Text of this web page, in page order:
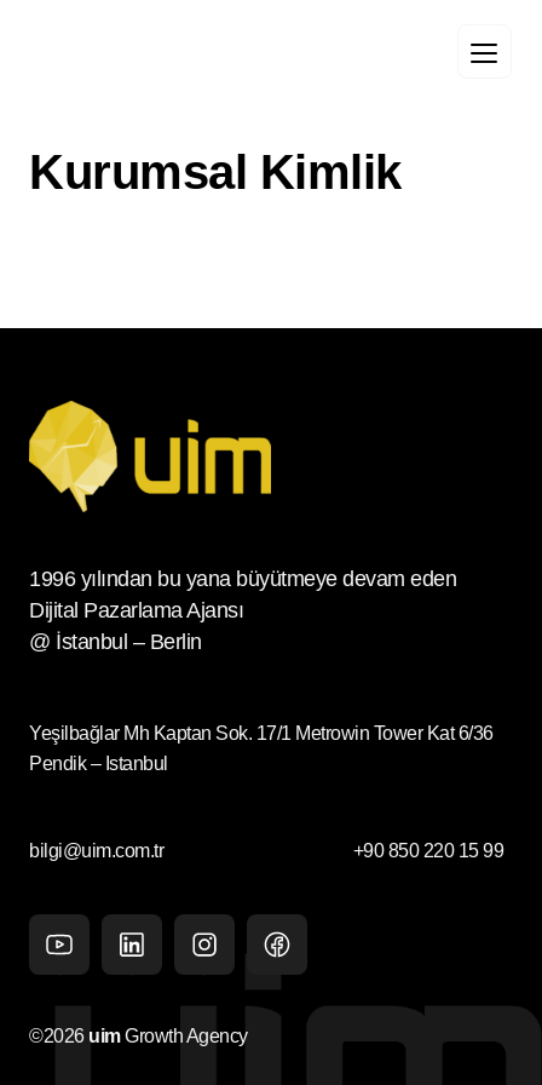
Kurumsal Kimlik
1996 yılından bu yana büyütmeye devam eden
Dijital Pazarlama Ajansı
@ İstanbul – Berlin
Yeşilbağlar Mh Kaptan Sok. 17/1 Metrowin Tower Kat 6/36
Pendik – Istanbul
bilgi@uim.com.tr +90 850 220 15 99
©2026 uimGrowth Agency